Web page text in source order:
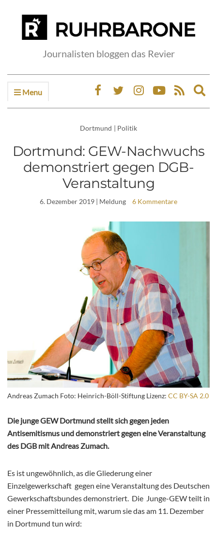
Journalisten bloggen das Revier
Menu
Dortmund | Politik
Dortmund: GEW-Nachwuchs
demonstriert gegen DGB-
Veranstaltung
6. Dezember 2019 | Meldung 6 Kommentare
Andreas Zumach Foto: Heinrich-Böll-Stiftung Lizenz: CC BY-SA 2.0
Die junge GEW Dortmund stellt sich gegen jeden
Antisemitismus und demonstriert gegen eine Veranstaltung
des DGB mit Andreas Zumach.
Es ist ungewöhnlich, as die Gliederung einer
Einzelgewerkschaft gegen eine Veranstaltung des Deutschen
Gewerkschaftsbundes demonstriert. Die Junge-GEW teilt in
einer Pressemitteilung mit, warum sie das am 11. Dezember
in Dortmund tun wird: